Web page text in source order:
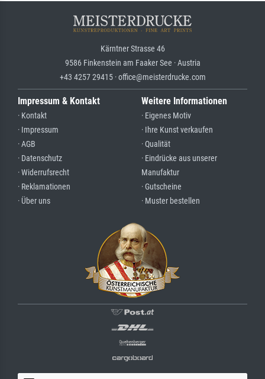
Kärntner Strasse 46
9586 Finkenstein am Faaker See · Austria
+43 4257 29415 · office@meisterdrucke.com
Impressum & Kontakt
· Kontakt
· Impressum
· AGB
· Datenschutz
· Widerrufsrecht
· Reklamationen
· Über uns
Weitere Informationen
· Eigenes Motiv
· Ihre Kunst verkaufen
· Qualität
· Eindrücke aus unserer
Manufaktur
· Gutscheine
· Muster bestellen